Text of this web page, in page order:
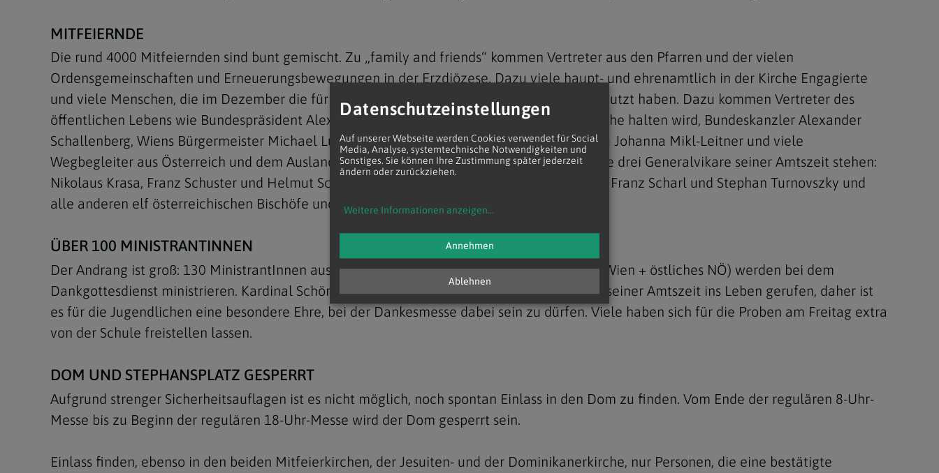
MITFEIERNDE
Die rund 4000 Mitfeiernden sind bunt gemischt. Zu „family and friends“ kommen Vertreter aus den Pfarren und der vielen
Ordensgemeinschaften und Erneuerungsbewegungen in der Erzdiözese. Dazu viele haupt- und ehrenamtlich in der Kirche Engagierte
und viele Menschen, die im Dezember die für alle offene Möglichkeit einer Anmeldung genutzt haben. Dazu kommen Vertreter des
öffentlichen Lebens wie Bundespräsident Alexander Van der Bellen, der eine kurze Ansprache halten wird, Bundeskanzler Alexander
Schallenberg, Wiens Bürgermeister Michael Ludwig und Niederösterreichs Landeshauptfrau Johanna Mikl-Leitner und viele
Wegbegleiter aus Österreich und dem Ausland. Mit Kardinal Schönborn am Altar werden die drei Generalvikare seiner Amtszeit stehen:
Nikolaus Krasa, Franz Schuster und Helmut Schüller sowie die beiden Wiener Weihbischöfe Franz Scharl und Stephan Turnovszky und
alle anderen elf österreichischen Bischöfe und Weihbischöfe.
ÜBER 100 MINISTRANTINNEN
Der Andrang ist groß: 130 MinistrantInnen aus 42 Pfarren quer durch die Erzdiözese Wien (Wien + östliches NÖ) werden bei dem
Dankgottesdienst ministrieren. Kardinal Schönborn hat die Ministrantenpastoral in Wien in seiner Amtszeit ins Leben gerufen, daher ist
es für die Jugendlichen eine besondere Ehre, bei der Dankesmesse dabei sein zu dürfen. Viele haben sich für die Proben am Freitag extra
von der Schule freistellen lassen.
DOM UND STEPHANSPLATZ GESPERRT
Aufgrund strenger Sicherheitsauflagen ist es nicht möglich, noch spontan Einlass in den Dom zu finden. Vom Ende der regulären 8-Uhr-
Messe bis zu Beginn der regulären 18-Uhr-Messe wird der Dom gesperrt sein.
Einlass finden, ebenso in den beiden Mitfeierkirchen, der Jesuiten- und der Dominikanerkirche, nur Personen, die eine bestätigte
Datenschutzeinstellungen
Auf unserer Webseite werden Cookies verwendet für Social
Media, Analyse, systemtechnische Notwendigkeiten und
Sonstiges. Sie können Ihre Zustimmung später jederzeit
ändern oder zurückziehen.
Weitere Informationen anzeigen...
Ablehnen
Annehmen